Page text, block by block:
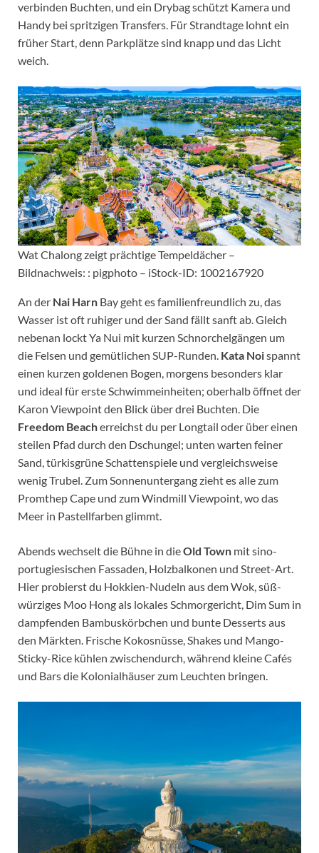
verbinden Buchten, und ein Drybag schützt Kamera und
Handy bei spritzigen Transfers. Für Strandtage lohnt ein
früher Start, denn Parkplätze sind knapp und das Licht
weich.
Wat Chalong zeigt prächtige Tempeldächer –
Bildnachweis: : pigphoto – iStock-ID: 1002167920
An der Nai Harn Bay geht es familienfreundlich zu, das
Wasser ist oft ruhiger und der Sand fällt sanft ab. Gleich
nebenan lockt Ya Nui mit kurzen Schnorchelgängen um
die Felsen und gemütlichen SUP-Runden. Kata Noispannt
einen kurzen goldenen Bogen, morgens besonders klar
und ideal für erste Schwimmeinheiten; oberhalb öffnet der
Karon Viewpoint den Blick über drei Buchten. Die
Freedom Beacherreichst du per Longtail oder über einen
steilen Pfad durch den Dschungel; unten warten feiner
Sand, türkisgrüne Schattenspiele und vergleichsweise
wenig Trubel. Zum Sonnenuntergang zieht es alle zum
Promthep Cape und zum Windmill Viewpoint, wo das
Meer in Pastellfarben glimmt.
Abends wechselt die Bühne in dieOld Town mit sino-
portugiesischen Fassaden, Holzbalkonen und Street-Art.
Hier probierst du Hokkien-Nudeln aus dem Wok, süß-
würziges Moo Hong als lokales Schmorgericht, Dim Sum in
dampfenden Bambuskörbchen und bunte Desserts aus
den Märkten. Frische Kokosnüsse, Shakes und Mango-
Sticky-Rice kühlen zwischendurch, während kleine Cafés
und Bars die Kolonialhäuser zum Leuchten bringen.